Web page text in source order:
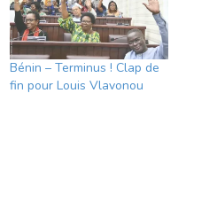
Bénin – Terminus ! Clap de
fin pour Louis Vlavonou